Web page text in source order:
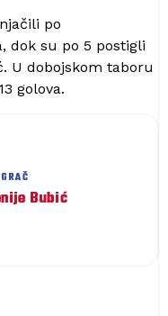
po
dok su po 5 postigli
U dobojskom taboru
golova.
Bubić